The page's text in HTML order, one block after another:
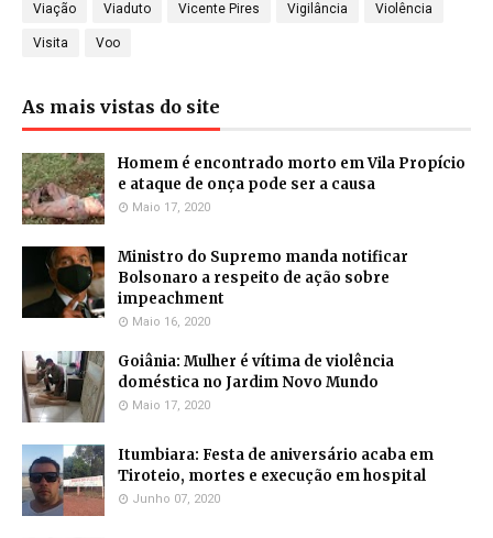
Viação Viaduto Vicente Pires Vigilância Violência
Visita Voo
As mais vistas do site
Homem é encontrado morto em Vila Propício
e ataque de onça pode ser a causa
Maio 17, 2020
Ministro do Supremo manda notificar
Bolsonaro a respeito de ação sobre
impeachment
Maio 16, 2020
Goiânia: Mulher é vítima de violência
doméstica no Jardim Novo Mundo
Maio 17, 2020
Itumbiara: Festa de aniversário acaba em
Tiroteio, mortes e execução em hospital
Junho 07, 2020